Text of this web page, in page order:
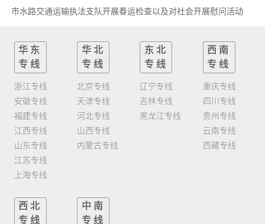
市水路交通运输执法支队开展春运检查以及对社会开展慰问活动
华东
专线
浙江专线
安徽专线
福建专线
江西专线
山东专线
江苏专线
上海专线
华北
专线
北京专线
天津专线
河北专线
山西专线
内蒙古专线
东北
专线
辽宁专线
吉林专线
黑龙江专线
西南
专线
重庆专线
四川专线
贵州专线
云南专线
西藏专线
西北
专线
中南
专线